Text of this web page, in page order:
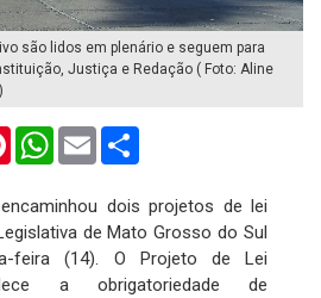
são lidos em plenário e seguem para
Justiça e Redação ( Foto: Aline
PinterestWhatsApp
Email
dois projetos de lei
de Mato Grosso do Sul
feira (14). O Projeto de Lei
a obrigatoriedade de